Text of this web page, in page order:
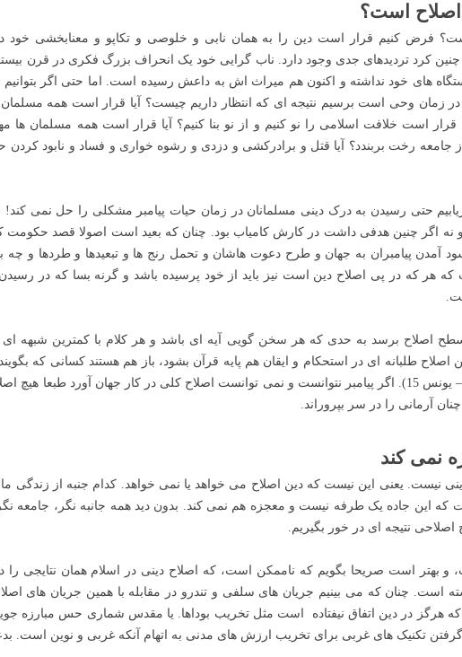
اصلاح است؟
فرض کنیم قرار است دین را به همان نابی و خلوصی و تکاپو و معنابخشی خود در
چنین کرد تردیدهای جدی وجود دارد. ناب گرایی خود یک انحراف بزرگ فکری در قرن
های خود نداشته و اکنون هم میراث اش به داعش رسیده است. اما حتی اگر بتوانیم
زمان وحی است برسیم نتیجه ای که انتظار داریم چیست؟ آیا قرار است همه مسلمان
قرار است خلافت اسلامی را نو کنیم و از نو بنا کنیم؟ آیا قرار است همه مسلمان ها
جامعه رخت بربندد؟ آیا قتل و برادرکشی و دزدی و رشوه خواری و فساد و نابود
حتی رسیدن به درک دینی مسلمانان در زمان حیات پیامبر مشکلی را حل نمی کند!
و نه اگر چنین هدفی داشت در کارش کامیاب بود. چنان که بعید است اصولا قصد حکومت
آمدن پیامبران به جهان و طرح دعوت هاشان و تحمل رنج ها و تبعیدها و طردها و چه
هر که در پی اصلاح دین است نیز باید از خود پرسیده باشد و گرنه بسا که در
اصلاح برسد به حدی که هر سخن گویی آیه ای باشد و هر کلام با کمترین شبهه ای
طلبانه ای در استحکام و ایقان هم پایه قرآن بشود، باز هم هستند کسانی که
بیاور (ائت بقرآن غیر هذا – یونس 15). اگر پیامبر نتوانست و نمی توانست اصلاح کلی در کار جهان آورد طبعا
آرمانی را در سر بپروراند.
نمی کند
نیست. یعنی این نیست که دین اصلاح می خواهد یا نمی خواهد. کدام جنبه از زندگی
که این جاده یک طرفه نیست و معجزه هم نمی کند. بدون دید همه جانبه نگر، جامعه
اصلاحی نتیجه ای در خور بگیریم.
و بهتر است صریحا بگویم که ناممکن است، که اصلاح دینی در اسلام همان نتایجی را
است. چنان که می بینیم جریان های سلفی و تندرو در مقابله با همین جریان های
که هرگز در دین اتفاق نیفتاده است مثل تخریب بوداها. یا مقدس شماری حس مبارزه
تکنیک های غربی برای تخریب ارزش های مدنی به اتهام آنکه غربی و نوین است.